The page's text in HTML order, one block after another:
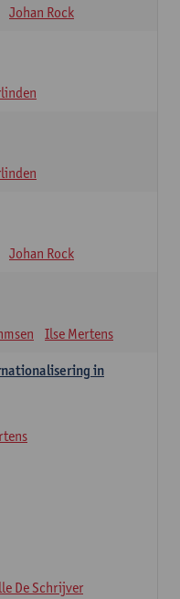
Johan Rock
Johan Rock
Ilse Mertens
in
De Schrijver